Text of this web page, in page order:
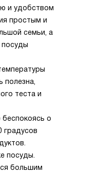
и удобством
простым и
семьи, а
посуды
полезна,
теста и
о
градусов
посуды.
большим